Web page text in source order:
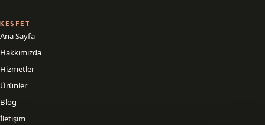
KEŞFET
Ana Sayfa
Hakkımızda
Hizmetler
Ürünler
Blog
İletişim